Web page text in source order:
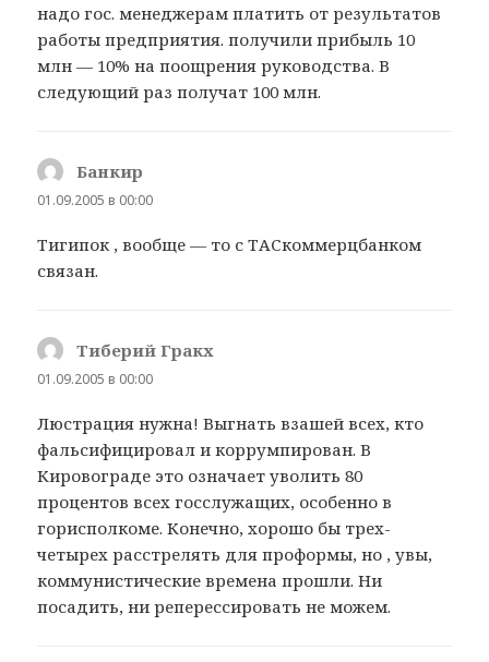
надо гос. менеджерам платить от результатов
работы предприятия. получили прибыль 10
млн — 10% на поощрения руководства. В
следующий раз получат 100 млн.
Банкир
01.09.2005 в 00:00
Тигипок , вообще — то с ТАСкоммерцбанком
связан.
Тиберий Гракх
01.09.2005 в 00:00
Люстрация нужна! Выгнать взашей всех, кто
фальсифицировал и коррумпирован. В
Кировограде это означает уволить 80
процентов всех госслужащих, особенно в
горисполкоме. Конечно, хорошо бы трех-
четырех расстрелять для проформы, но , увы,
коммунистические времена прошли. Ни
посадить, ни реперессировать не можем.